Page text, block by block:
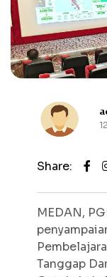
Share:
MEDAN,
Tanggap